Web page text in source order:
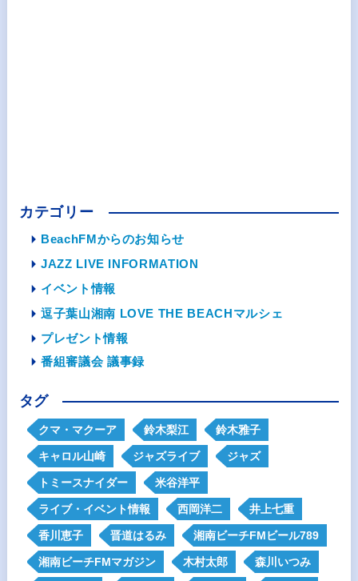
カテゴリー
BeachFMからのお知らせ
JAZZ LIVE INFORMATION
イベント情報
逗子葉山湘南 LOVE THE BEACHマルシェ
プレゼント情報
番組審議会 議事録
タグ
クマ・マクーア 鈴木梨江 鈴木雅子
キャロル山崎 ジャズライブ ジャズ
トミースナイダー 米谷洋平
ライブ・イベント情報 西岡洋二 井上七重
香川恵子 晋道はるみ 湘南ビーチFMビール789
湘南ビーチFMマガジン 木村太郎 森川いつみ